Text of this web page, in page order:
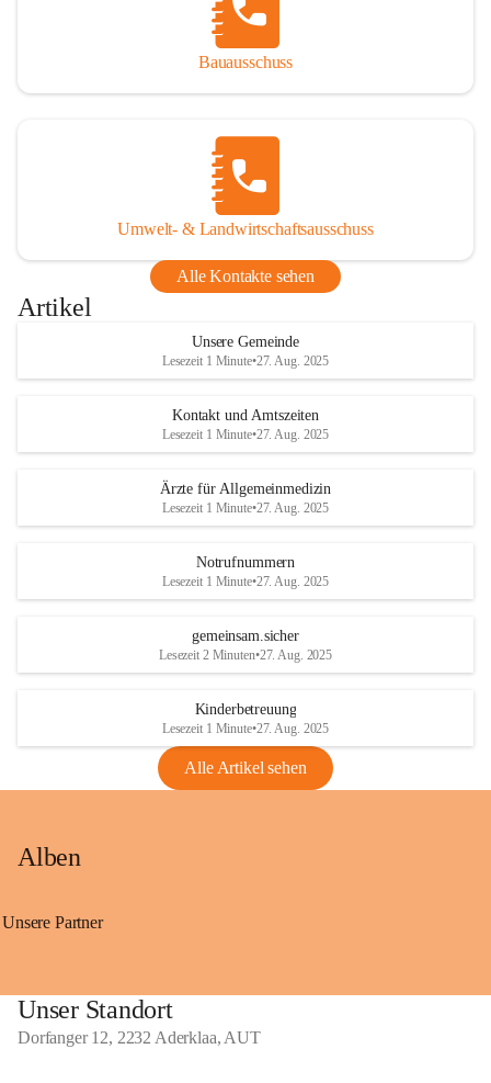
Bauausschuss
Umwelt- & Landwirtschaftsausschuss
Alle Kontakte sehen
Artikel
Unsere Gemeinde
Lesezeit 1 Minute•27. Aug. 2025
Kontakt und Amtszeiten
Lesezeit 1 Minute•27. Aug. 2025
Ärzte für Allgemeinmedizin
Lesezeit 1 Minute•27. Aug. 2025
Notrufnummern
Lesezeit 1 Minute•27. Aug. 2025
gemeinsam.sicher
Lesezeit 2 Minuten•27. Aug. 2025
Kinderbetreuung
Lesezeit 1 Minute•27. Aug. 2025
Alle Artikel sehen
Alben
Unsere Partner
Unser Standort
Dorfanger 12, 2232 Aderklaa, AUT